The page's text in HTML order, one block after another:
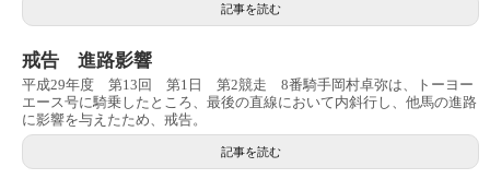
記事を読む
戒告 進路影響
平成29年度 第13回 第1日 第2競走 8番騎手岡村卓弥は、トーヨー
エース号に騎乗したところ、最後の直線において内斜行し、他馬の進路
に影響を与えたため、戒告。
記事を読む